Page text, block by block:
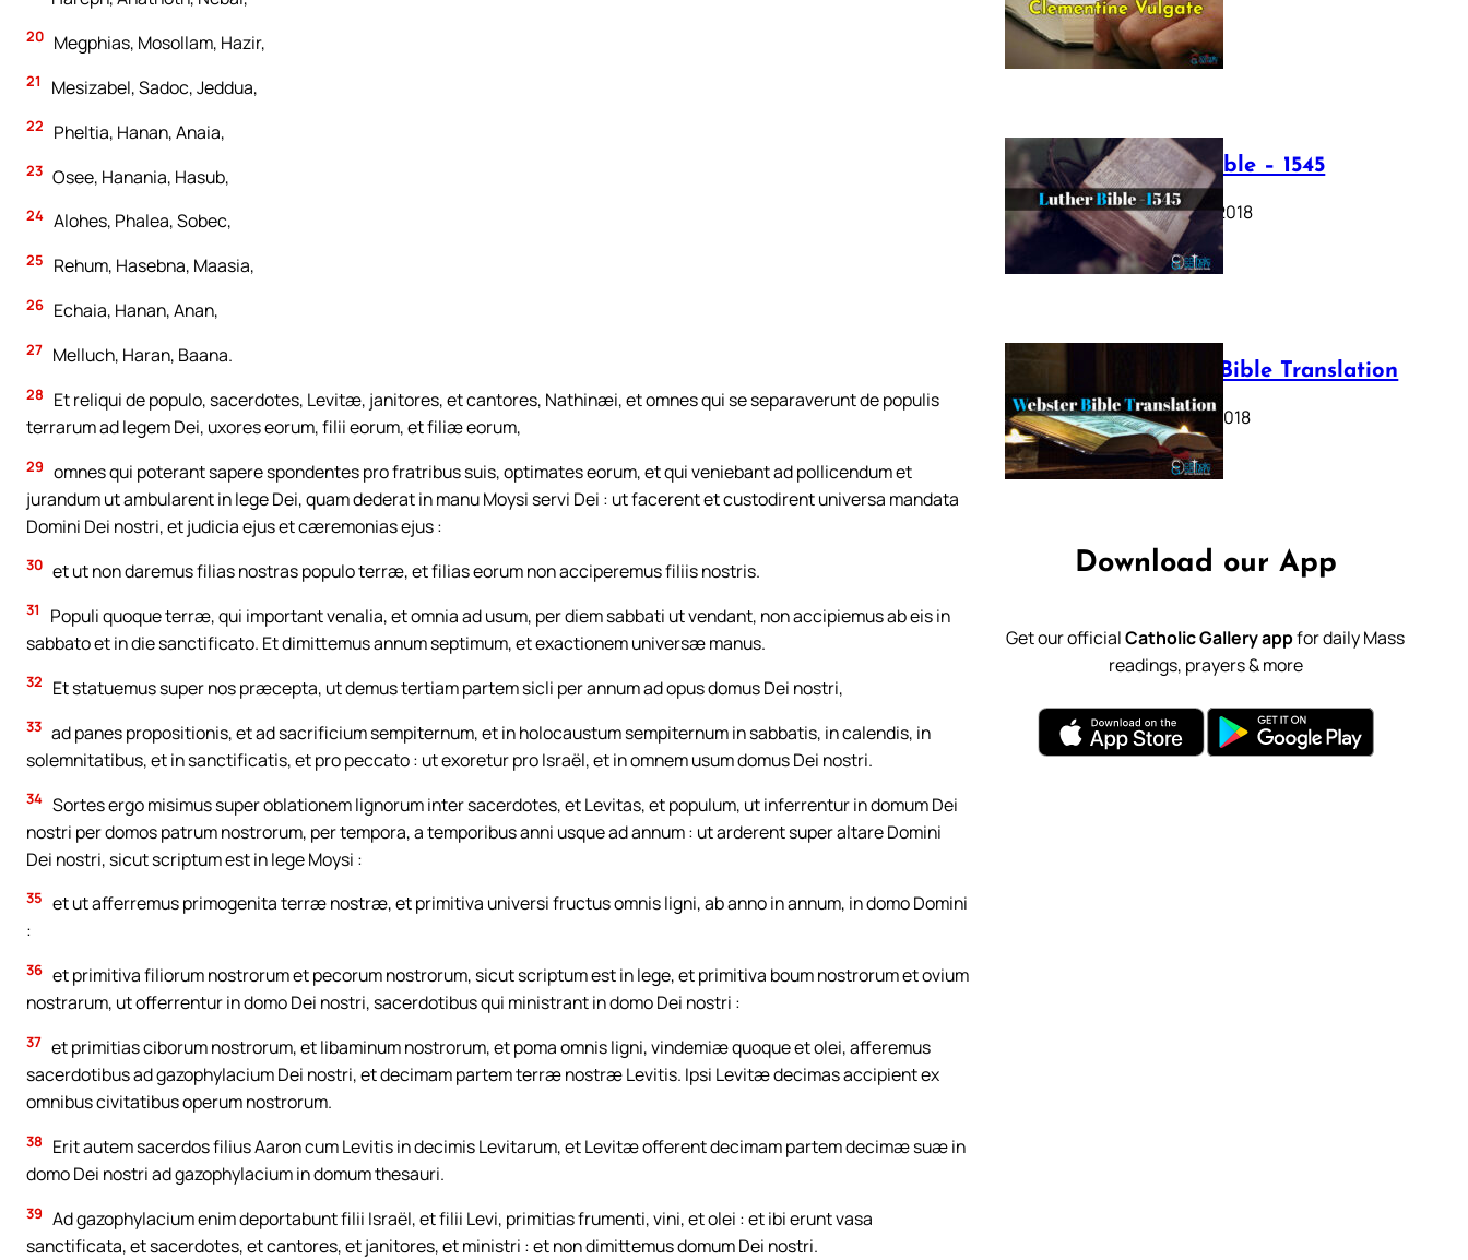
20 Megphias, Mosollam, Hazir,
21 Mesizabel, Sadoc, Jeddua,
22 Pheltia, Hanan, Anaia,
23 Osee, Hanania, Hasub,
24 Alohes, Phalea, Sobec,
25 Rehum, Hasebna, Maasia,
26 Echaia, Hanan, Anan,
27 Melluch, Haran, Baana.
28
Et reliqui de populo, sacerdotes, Levitæ, janitores, et cantores, Nathinæi, et omnes qui se separaverunt de populis
terrarum ad legem Dei, uxores eorum, filii eorum, et filiæ eorum,
29 omnes qui poterant sapere spondentes pro fratribus suis, optimates eorum, et qui veniebant ad pollicendum et
jurandum ut ambularent in lege Dei, quam dederat in manu Moysi servi Dei : ut facerent et custodirent universa mandata
Domini Dei nostri, et judicia ejus et cæremonias ejus :
30 et ut non daremus filias nostras populo terræ, et filias eorum non acciperemus filiis nostris.
31
Populi quoque terræ, qui important venalia, et omnia ad usum, per diem sabbati ut vendant, non accipiemus ab eis in
sabbato et in die sanctificato. Et dimittemus annum septimum, et exactionem universæ manus.
32 Et statuemus super nos præcepta, ut demus tertiam partem sicli per annum ad opus domus Dei nostri,
33 ad panes propositionis, et ad sacrificium sempiternum, et in holocaustum sempiternum in sabbatis, in calendis, in
solemnitatibus, et in sanctificatis, et pro peccato : ut exoretur pro Israël, et in omnem usum domus Dei nostri.
34 Sortes ergo misimus super oblationem lignorum inter sacerdotes, et Levitas, et populum, ut inferrentur in domum Dei
nostri per domos patrum nostrorum, per tempora, a temporibus anni usque ad annum : ut arderent super altare Domini
Dei nostri, sicut scriptum est in lege Moysi :
35 et ut afferremus primogenita terræ nostræ, et primitiva universi fructus omnis ligni, ab anno in annum, in domo Domini
:
36 et primitiva filiorum nostrorum et pecorum nostrorum, sicut scriptum est in lege, et primitiva boum nostrorum et ovium
nostrarum, ut offerrentur in domo Dei nostri, sacerdotibus qui ministrant in domo Dei nostri :
37 et primitias ciborum nostrorum, et libaminum nostrorum, et poma omnis ligni, vindemiæ quoque et olei, afferemus
sacerdotibus ad gazophylacium Dei nostri, et decimam partem terræ nostræ Levitis. Ipsi Levitæ decimas accipient ex
omnibus civitatibus operum nostrorum.
38
Erit autem sacerdos filius Aaron cum Levitis in decimis Levitarum, et Levitæ offerent decimam partem decimæ suæ in
domo Dei nostri ad gazophylacium in domum thesauri.
39 Ad gazophylacium enim deportabunt filii Israël, et filii Levi, primitias frumenti, vini, et olei : et ibi erunt vasa
sanctificata, et sacerdotes, et cantores, et janitores, et ministri : et non dimittemus domum Dei nostri.
July 12, 2025
Luther Bible – 1545
October 17, 2018
Webster Bible Translation
October 11, 2018
Download our App
Get our officialCatholic Gallery appfor daily Mass
readings, prayers & more